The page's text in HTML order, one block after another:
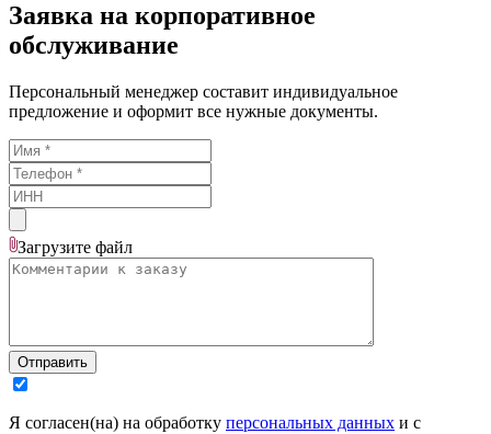
Заявка на корпоративное
обслуживание
Персональный менеджер составит индивидуальное
предложение и оформит все нужные документы.
Загрузите файл
Отправить
Я согласен(на) на обработку персональных данных и с